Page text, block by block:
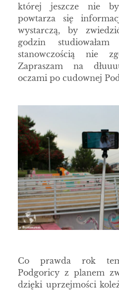
której jeszcze nie
powtarza się
wystarczą, by
godzin
stanowczością nie
Zapraszam na
oczami po cudownej
Co prawda rok
Podgoricy z planem
dzięki uprzejmości